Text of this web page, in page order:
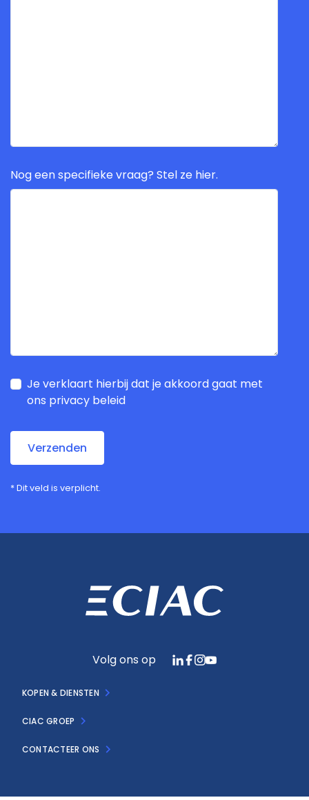
Nog een specifieke vraag? Stel ze hier.
Je verklaart hierbij dat je akkoord gaat met
ons privacy beleid
Verzenden
*Dit veld is verplicht.
Volg ons op
KOPEN & DIENSTEN
CIAC GROEP
CONTACTEER ONS